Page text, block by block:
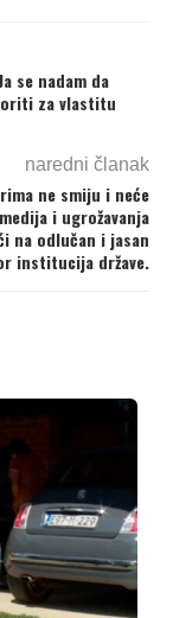
se nadam da
za vlastitu
naredni članak
ne smiju i neće
i ugrožavanja
na odlučan i jasan
institucija države.